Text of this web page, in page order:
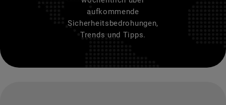
aufkommende
Sicherheitsbedrohungen,
Trends und Tipps.